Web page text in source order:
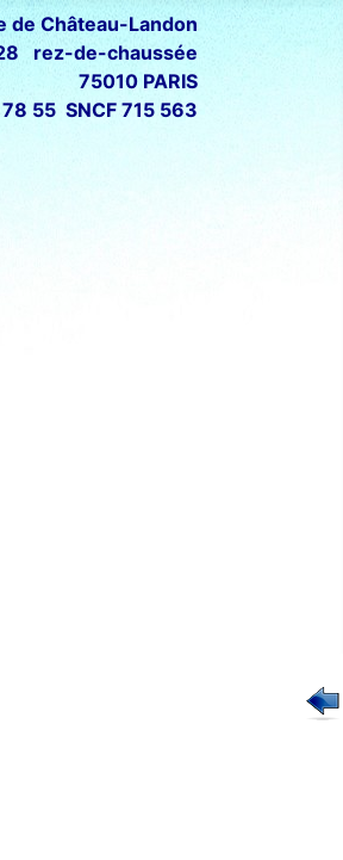
de Château-Landon
rez-de-chaussée
75010 PARIS
55 SNCF 715 563